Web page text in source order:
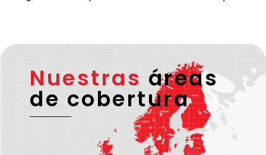
Nuestras áreas
de cobertura